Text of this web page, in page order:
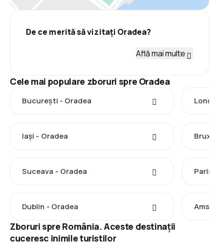
De ce merită să vizitați Oradea?
Află mai multe
Cele mai populare zboruri spre Oradea
București - Oradea
Iași - Oradea
Suceava - Oradea Paris
Dublin - Oradea
Zboruri spre România. Aceste destinații
cuceresc inimile turiștilor